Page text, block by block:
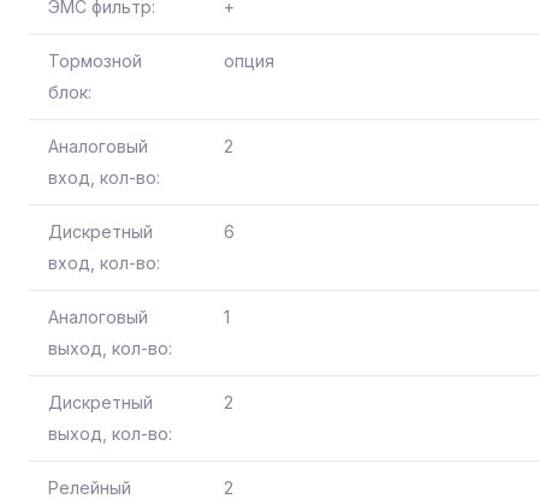
ЭМС фильтр: +
Тормозной
блок:
опция
Аналоговый
вход, кол-во:
2
Дискретный
вход, кол-во:
6
Аналоговый
выход, кол-во:
1
Дискретный
выход, кол-во:
2
Релейный
2